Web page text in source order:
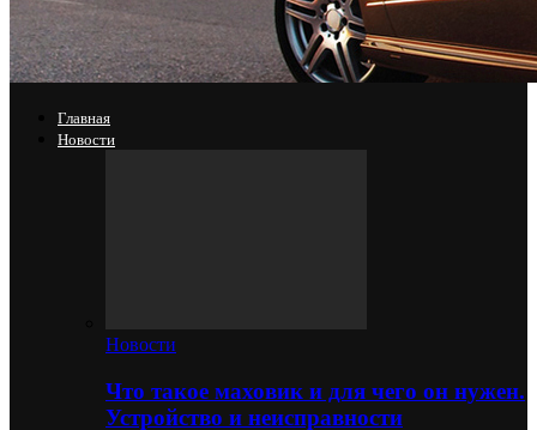
Главная
Новости
Новости
Что такое маховик и для чего он нужен.
Устройство и неисправности